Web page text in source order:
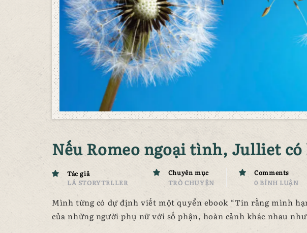
Nếu Romeo ngoại tình, Julliet có
Tác giả
LÁ STORYTELLER
Chuyên mục
TRÒ CHUYỆN
Comments
0 BÌNH LUẬN
Mình từng có dự định viết một quyển ebook “Tin rằng mình
của những người phụ nữ với số phận, hoàn cảnh khác nhau